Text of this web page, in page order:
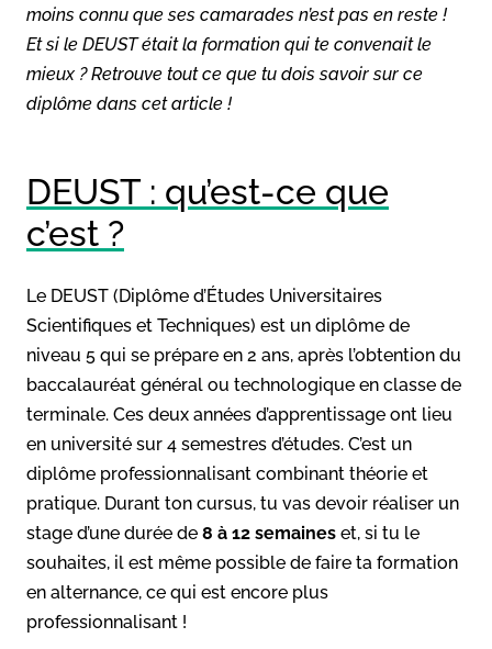
moins connu que ses camarades n’est pas en reste !
Et si le DEUST était la formation qui te convenait le
mieux ? Retrouve tout ce que tu dois savoir sur ce
diplôme dans cet article !
DEUST : qu’est-ce que
c’est ?
Le DEUST (Diplôme d’Études Universitaires
Scientifiques et Techniques) est un diplôme de
niveau 5 qui se prépare en 2 ans, après l’obtention du
baccalauréat général ou technologique en classe de
terminale. Ces deux années d’apprentissage ont lieu
en université sur 4 semestres d’études. C’est un
diplôme professionnalisant combinant théorie et
pratique. Durant ton cursus, tu vas devoir réaliser un
stage d’une durée de 8 à 12 semaines et, si tu le
souhaites, il est même possible de faire ta formation
en alternance, ce qui est encore plus
professionnalisant !